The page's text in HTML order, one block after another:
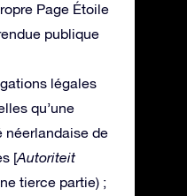
Page Étoile
publique
légales
qu’une
néerlandaise de
[Autoriteit
tierce partie) ;